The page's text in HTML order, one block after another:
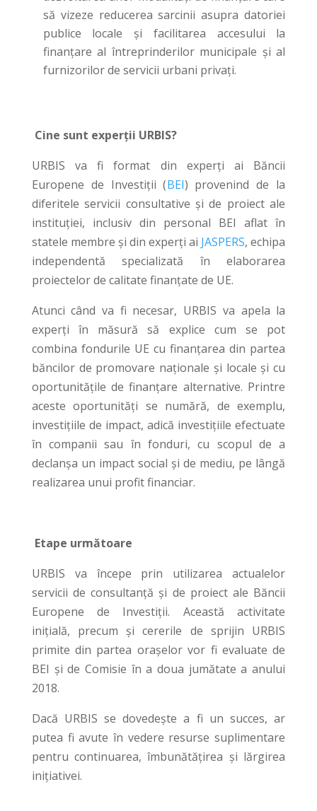
să vizeze reducerea sarcinii asupra datoriei
publice locale și facilitarea accesului la
finanțare al întreprinderilor municipale și al
furnizorilor de servicii urbani privați.
Cine sunt experții URBIS?
URBIS va fi format din experți ai Băncii
Europene de Investiții (BEI) provenind de la
diferitele servicii consultative și de proiect ale
instituției, inclusiv din personal BEI aflat în
statele membre și din experți ai JASPERS, echipa
independentă specializată în elaborarea
proiectelor de calitate finanțate de UE.
Atunci când va fi necesar, URBIS va apela la
experți în măsură să explice cum se pot
combina fondurile UE cu finanțarea din partea
băncilor de promovare naționale și locale și cu
oportunitățile de finanțare alternative. Printre
aceste oportunități se numără, de exemplu,
investițiile de impact, adică investițiile efectuate
în companii sau în fonduri, cu scopul de a
declanșa un impact social și de mediu, pe lângă
realizarea unui profit financiar.
Etape următoare
URBIS va începe prin utilizarea actualelor
servicii de consultanță și de proiect ale Băncii
Europene de Investiții. Această activitate
inițială, precum și cererile de sprijin URBIS
primite din partea orașelor vor fi evaluate de
BEI și de Comisie în a doua jumătate a anului
2018.
Dacă URBIS se dovedește a fi un succes, ar
putea fi avute în vedere resurse suplimentare
pentru continuarea, îmbunătățirea și lărgirea
inițiativei.